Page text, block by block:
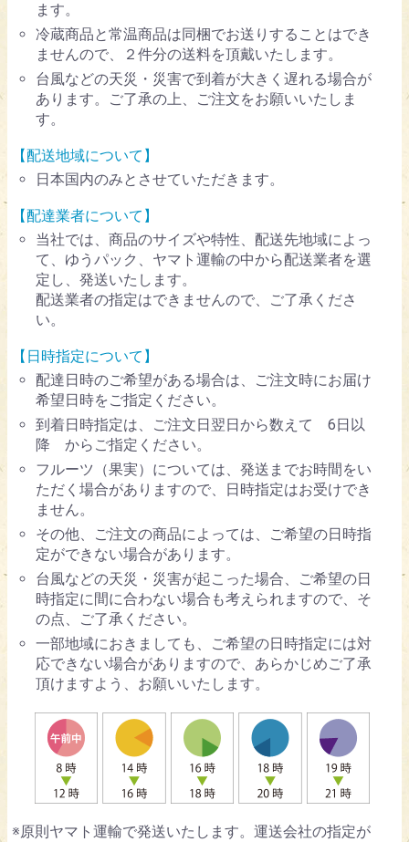
ます。
冷蔵商品と常温商品は同梱でお送りすることはでき
ませんので、２件分の送料を頂戴いたします。
台風などの天災・災害で到着が大きく遅れる場合が
あります。ご了承の上、ご注文をお願いいたしま
す。
【配送地域について】
日本国内のみとさせていただきます。
【配達業者について】
当社では、商品のサイズや特性、配送先地域によっ
て、ゆうパック、ヤマト運輸の中から配送業者を選
定し、発送いたします。
配送業者の指定はできませんので、ご了承くださ
い。
【日時指定について】
配達日時のご希望がある場合は、ご注文時にお届け
希望日時をご指定ください。
到着日時指定は、ご注文日翌日から数えて 6日以
降 からご指定ください。
フルーツ（果実）については、発送までお時間をい
ただく場合がありますので、日時指定はお受けでき
ません。
その他、ご注文の商品によっては、ご希望の日時指
定ができない場合があります。
台風などの天災・災害が起こった場合、ご希望の日
時指定に間に合わない場合も考えられますので、そ
の点、ご了承ください。
一部地域におきましても、ご希望の日時指定には対
応できない場合がありますので、あらかじめご了承
頂けますよう、お願いいたします。
※原則ヤマト運輸で発送いたします。運送会社の指定が